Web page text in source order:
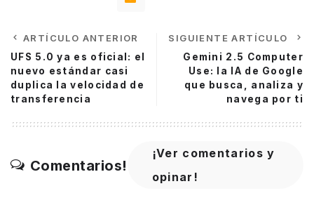
ARTÍCULO ANTERIOR
UFS 5.0 ya es oficial: el
nuevo estándar casi
duplica la velocidad de
transferencia
SIGUIENTE ARTÍCULO
Gemini 2.5 Computer
Use: la IA de Google
que busca, analiza y
navega por ti
Comentarios!
¡Ver comentarios y
opinar!